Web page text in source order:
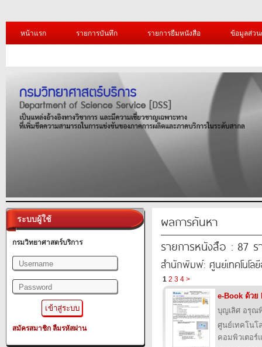
หน้าแรก รายการบันทึก รายการยืมหนังสือ ข้อมูลส่ว
ระบบผู้ใช้
กรมวิทยาศาสตร์บริการ
สมัครสมาชิก ลืมรหัสผ่าน
ผลการค้นหา
รายการหนังสือ : 87 ร
สำนักพิมพ์: ศูนย์เทคโนโล
1 2 3 4 >
e-Book ด้วย
บุญเลิศ อรุณ
ศูนย์เทคโนโ
คอมพิวเตอร์